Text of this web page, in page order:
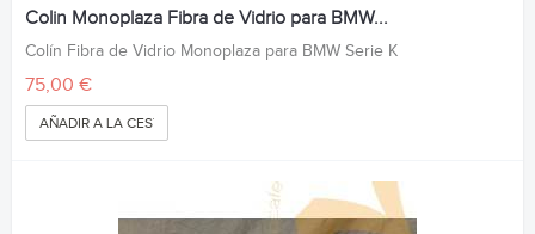
Colin Monoplaza Fibra de Vidrio para BMW...
Colín Fibra de Vidrio Monoplaza para BMW Serie K
75,00 €
AÑADIR A LA CESTA